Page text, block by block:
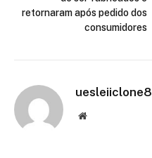
retornaram após pedido dos
consumidores
uesleiiclone8
Website